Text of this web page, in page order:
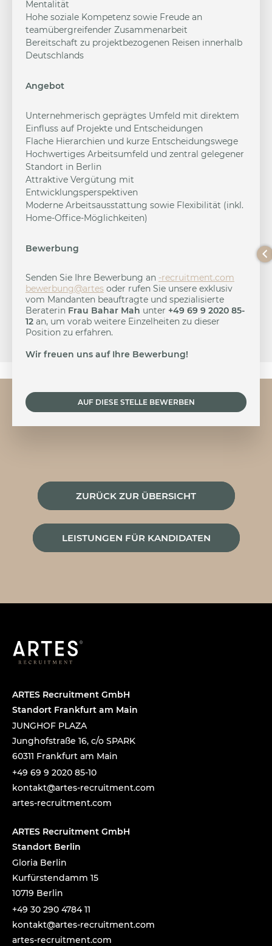
Mentalität
Hohe soziale Kompetenz sowie Freude an
teamübergreifender Zusammenarbeit
Bereitschaft zu projektbezogenen Reisen innerhalb
Deutschlands
Angebot
Unternehmerisch geprägtes Umfeld mit direktem
Einfluss auf Projekte und Entscheidungen
Flache Hierarchien und kurze Entscheidungswege
Hochwertiges Arbeitsumfeld und zentral gelegener
Standort in Berlin
Attraktive Vergütung mit
Entwicklungsperspektiven
Moderne Arbeitsausstattung sowie Flexibilität (inkl.
Home-Office-Möglichkeiten)
Bewerbung
Senden Sie Ihre Bewerbung an moc.t
nemti
urcer
-
setr
a@gnu
brewe
b
oder rufen Sie unsere exklusiv
vom Mandanten beauftragte und spezialisierte
Beraterin Frau Bahar Mah unter +49 69 9 2020 85-
12 an, um vorab weitere Einzelheiten zu dieser
Position zu erfahren.
Wir freuen uns auf Ihre Bewerbung!
AUF DIESE STELLE BEWERBEN
ZURÜCK ZUR ÜBERSICHT
LEISTUNGEN FÜR KANDIDATEN
ARTES Recruitment GmbH
Standort Frankfurt am Main
JUNGHOF PLAZA
Junghofstraße 16, c/o SPARK
60311 Frankfurt am Main
+49 69 9 2020 85-10
moc.t
nemti
urcer
-setr
a@tka
tnok
artes-recruitment.com
ARTES Recruitment GmbH
Standort Berlin
Gloria Berlin
Kurfürstendamm 15
10719 Berlin
+49 30 290 4784 11
moc.t
nemti
urcer
-setr
a@tka
tnok
artes-recruitment.com